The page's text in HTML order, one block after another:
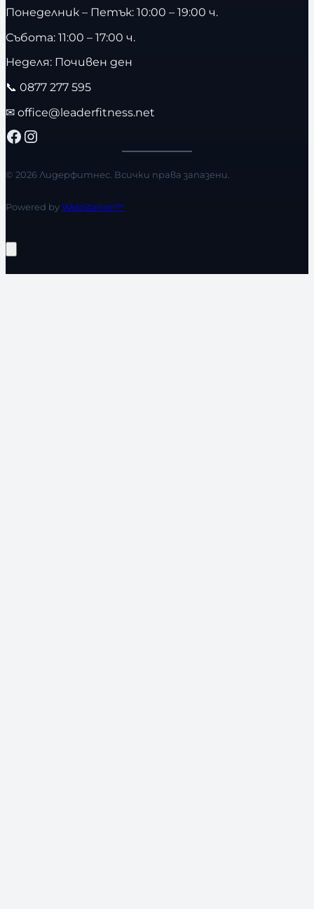
Понеделник – Петък: 10:00 – 19:00 ч.
Събота: 11:00 – 17:00 ч.
Неделя: Почивен ден
📞 0877 277 595
✉ office@leaderfitness.net
Facebook Instagram
© 2026 Лидерфитнес. Всички права запазени.
Powered byWebStation™